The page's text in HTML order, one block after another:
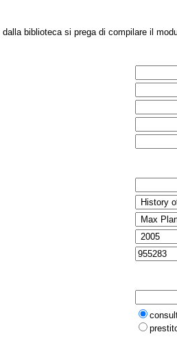
dalla biblioteca si prega di compilare il